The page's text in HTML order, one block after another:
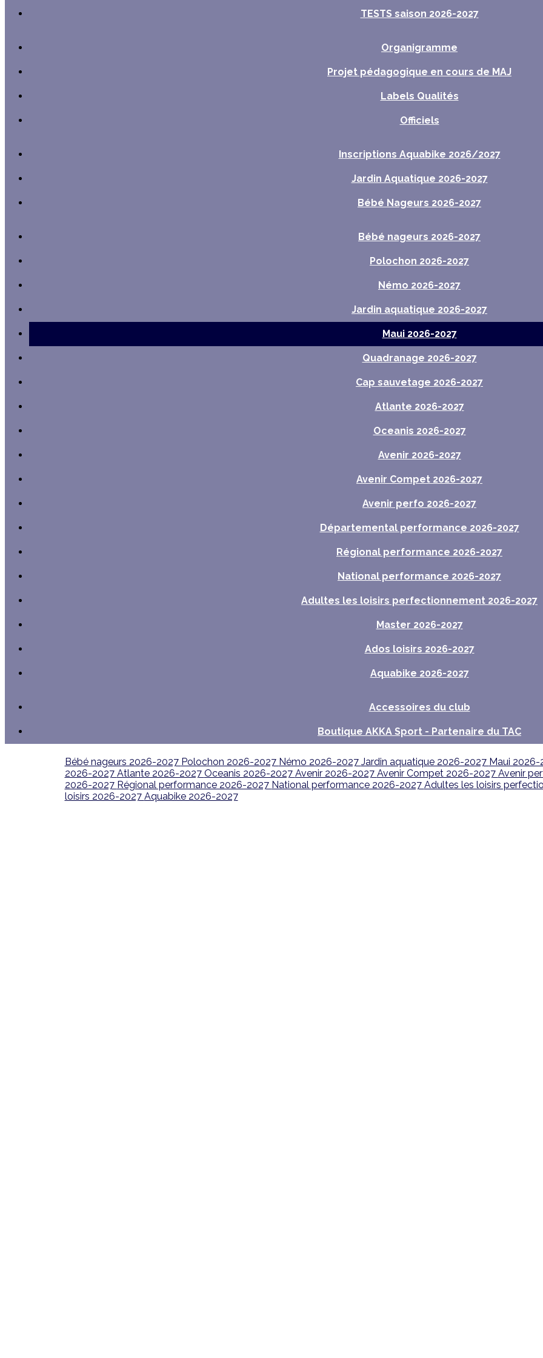
TESTS saison 2026-2027
Organigramme
Projet pédagogique en cours de MAJ
Labels Qualités
Officiels
Inscriptions Aquabike 2026/2027
Jardin Aquatique 2026-2027
Bébé Nageurs 2026-2027
Bébé nageurs 2026-2027
Polochon 2026-2027
Némo 2026-2027
Jardin aquatique 2026-2027
Maui 2026-2027
Quadranage 2026-2027
Cap sauvetage 2026-2027
Atlante 2026-2027
Oceanis 2026-2027
Avenir 2026-2027
Avenir Compet 2026-2027
Avenir perfo 2026-2027
Départemental performance 2026-2027
Régional performance 2026-2027
National performance 2026-2027
Adultes les loisirs perfectionnement 2026-2027
Master 2026-2027
Ados loisirs 2026-2027
Aquabike 2026-2027
Accessoires du club
Boutique AKKA Sport - Partenaire du TAC
Bébé nageurs 2026-2027 Polochon 2026-2027 Némo 2026-2027 Jardin aquatique 2026-2027 Maui
2026-2027 Atlante 2026-2027 Oceanis 2026-2027 Avenir 2026-2027 Avenir Compet 2026-2027 Avenir
2026-2027 Régional performance 2026-2027 National performance 2026-2027 Adultes les loisirs
loisirs 2026-2027 Aquabike 2026-2027